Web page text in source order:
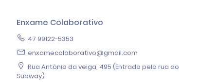
Enxame Colaborativo
47 99122-5353
enxamecolaborativo@gmail.com
Rua Antônio da veiga, 495 (Entrada pela rua do
Subway)